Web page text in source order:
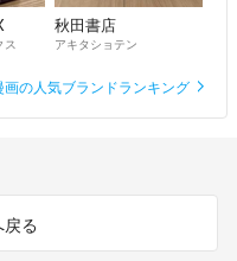
ス
秋田書店
アキタショテン
画の人気ブランドランキング
る